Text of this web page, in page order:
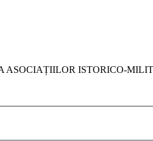
A ASOCIAȚIILOR ISTORICO-